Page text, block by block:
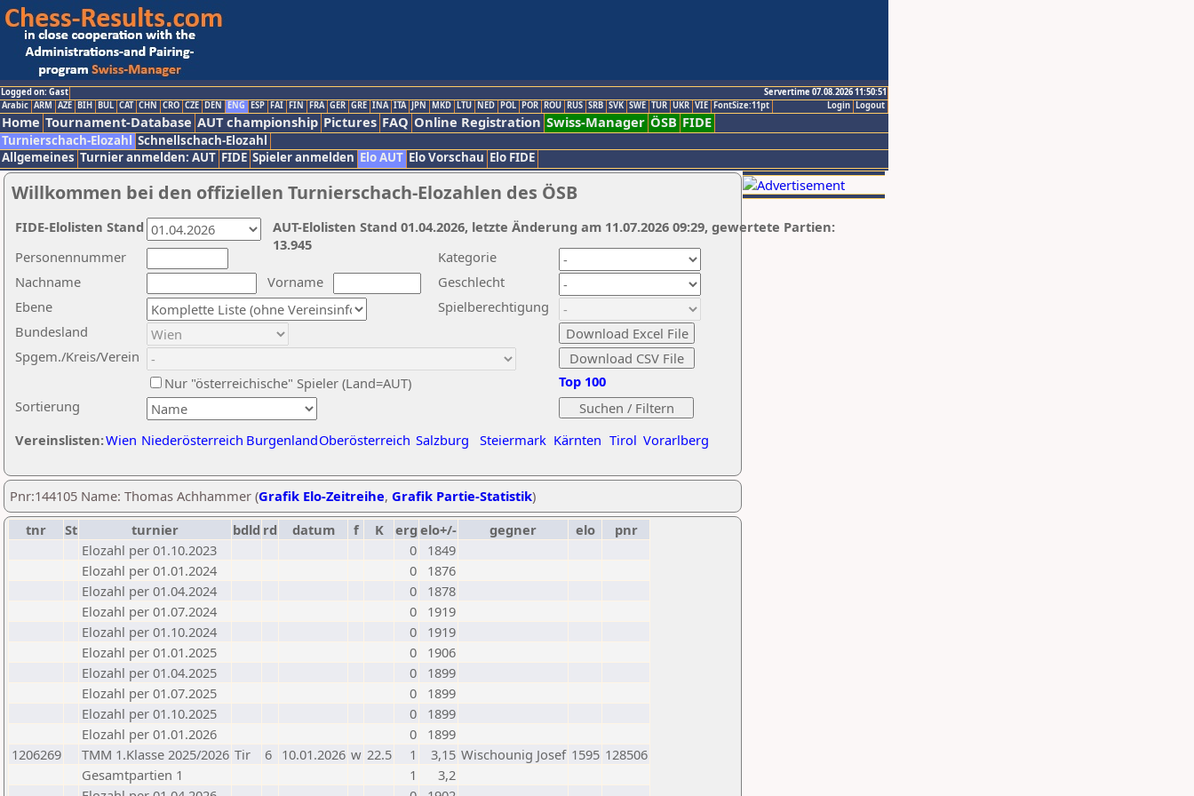
Logged on: Gast
Servertime 07.08.2026 11:50:51
Logout
Login
Arabic ARM AZE BIH BUL CAT CHN CRO CZE DEN ENG ESP FAI FIN FRA GER GRE INA ITA JPN MKD LTU NED POL POR ROU RUS SRB SVK SWE TUR UKR VIE FontSize:11pt
Home Tournament-Database AUT championship Pictures FAQ Online Registration Swiss-Manager ÖSB FIDE
Turnierschach-Elozahl Schnellschach-Elozahl
Allgemeines Turnier anmelden: AUT FIDE Spieler anmelden Elo AUT Elo Vorschau Elo FIDE
Willkommen bei den offiziellen Turnierschach-Elozahlen des ÖSB
Nachname
Vorname
Ebene
Kategorie
Sortierung
Personennummer
Bundesland
Spgem./Kreis/Verein
Geschlecht
Nur "österreichische" Spieler (Land=AUT)
Spielberechtigung
Vereinslisten:Wien Niederösterreich BurgenlandOberösterreich Salzburg Steiermark Kärnten Tirol Vorarlberg
Top 100
AUT-Elolisten Stand 01.04.2026, letzte Änderung am 11.07.2026 09:29, gewertete Partien:
13.945
FIDE-Elolisten Stand
Pnr:144105 Name: Thomas Achhammer (Grafik Elo-Zeitreihe, Grafik Partie-Statistik)
tnr
St turnier bdld rd datum f K erg elo+/- gegner elo
pnr
Elozahl per 01.10.2023
0
1849
Elozahl per 01.01.2024
0
1876
Elozahl per 01.04.2024
0
1878
Elozahl per 01.07.2024
0
1919
Elozahl per 01.10.2024
0
1919
Elozahl per 01.01.2025
0
1906
Elozahl per 01.04.2025
0
1899
Elozahl per 01.07.2025
0
1899
Elozahl per 01.10.2025
0
1899
Elozahl per 01.01.2026
0
1899
1206269
TMM 1.Klasse 2025/2026 Tir 6 10.01.2026 w 22.5 1 3,15 Wischounig Josef 1595 128506
Gesamtpartien 1
1
3,2